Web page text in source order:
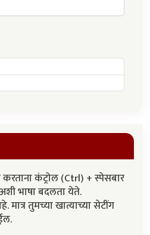
कंट्रोल (Ctrl) + स्पेसबार
भाषा बदलता येते.
तुमच्या खात्याच्या सेटींग